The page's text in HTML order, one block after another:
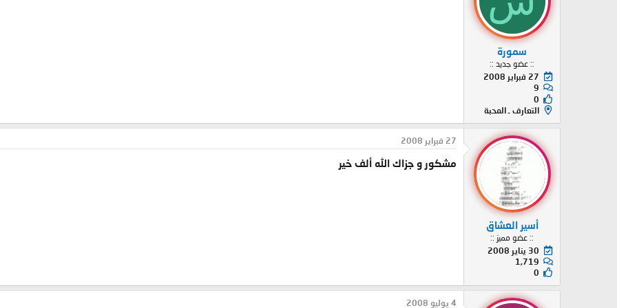
سمورة
:: عضو جديد ::
27 فبراير 2008
9
0
التعارف ـ المحبة
أسير العشاق
:: عضو مميز ::
30 يناير 2008
1,719
0
27 فبراير 2008
مشكور و جزاك الله ألف خير
4 يوليو 2008